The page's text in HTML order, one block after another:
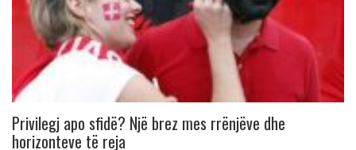
Privilegj apo sfidë? Një brez mes rrënjëve dhe
horizonteve të reja